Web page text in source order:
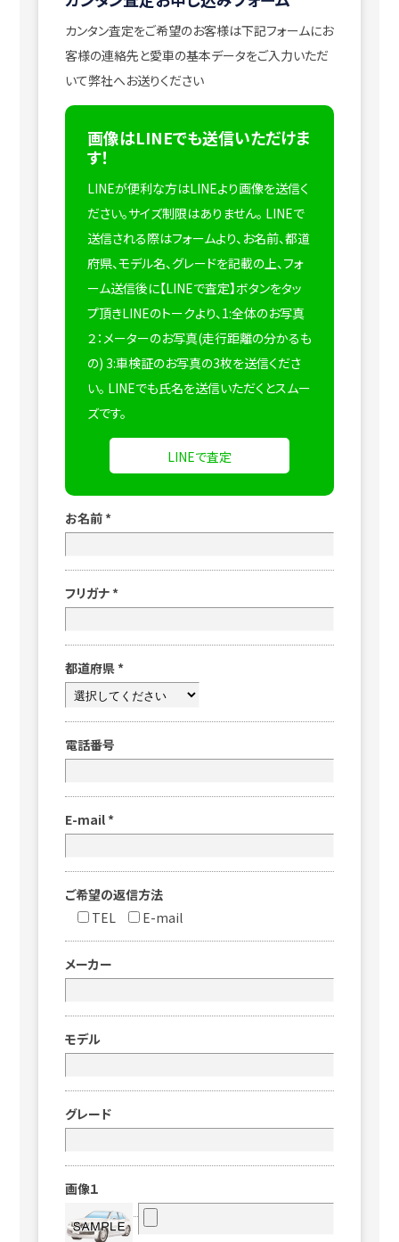
カンタン査定をご希望のお客様は下記フォームにお
客様の連絡先と愛車の基本データをご入力いただ
いて弊社へお送りください
画像はLINEでも送信いただけま
す！
LINEが便利な方はLINEより画像を送信く
ださい。サイズ制限はありません。 LINEで
送信される際はフォームより、お名前、都道
府県、モデル名、グレードを記載の上、フォ
ーム送信後に【LINEで査定】ボタンをタッ
プ頂きLINEのトークより、1:全体のお写真
２：メーターのお写真(走行距離の分かるも
の) 3:車検証のお写真の3枚を送信くださ
い。 LINEでも氏名を送信いただくとスムー
ズです。
LINEで査定
お名前 *
フリガナ *
都道府県 *
電話番号
E-mail *
ご希望の返信方法
TEL
E-mail
メーカー
モデル
グレード
画像１